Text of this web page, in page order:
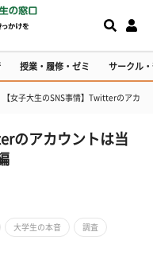
授業・履修・ゼミ サークル
【女子大生のSNS事情】Twitterのアカ
のアカウントは当
大学生の本音 調査